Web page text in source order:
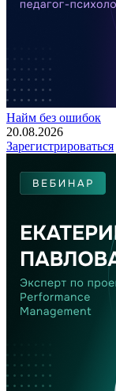
Найм без ошибок
20.08.2026
Зарегистрироваться